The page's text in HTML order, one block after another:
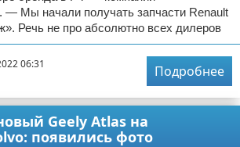
— Мы начали получать запчасти Renault
Речь не про абсолютно всех дилеров
06:31
Подробнее
Geely Atlas на
появились фото